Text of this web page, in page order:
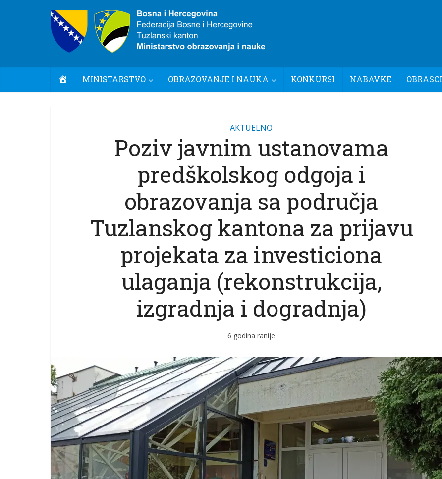
POČETNA
MINISTARSTVO OBRAZOVANJE I NAUKA KONKURSI NABAVKE OBRASCI
AKTUELNO
Poziv javnim ustanovama
predškolskog odgoja i
obrazovanja sa područja
Tuzlanskog kantona za prijavu
projekata za investiciona
ulaganja (rekonstrukcija,
izgradnja i dogradnja)
6 godina ranije